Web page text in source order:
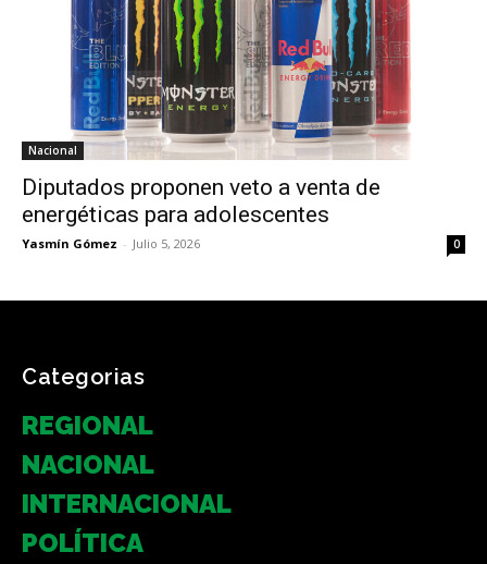
Nacional
Diputados proponen veto a venta de
energéticas para adolescentes
Yasmín Gómez - Julio 5, 2026 0
Categorias
REGIONAL
NACIONAL
INTERNACIONAL
POLÍTICA